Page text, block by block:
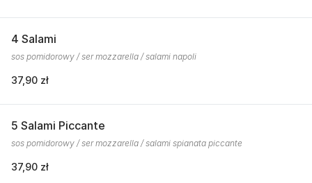
4 Salami
sos pomidorowy / ser mozzarella / salami napoli
37,90 zł
5 Salami Piccante
sos pomidorowy / ser mozzarella / salami spianata piccante
37,90 zł